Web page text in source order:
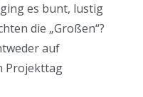
ging es bunt, lustig
die „Großen“?
auf
Projekttag